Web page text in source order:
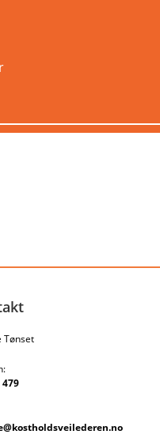
Tønset
479